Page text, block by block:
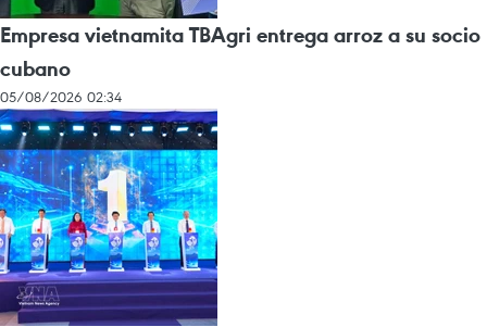
Empresa vietnamita TBAgri entrega arroz a su socio
cubano
05/08/2026 02:34